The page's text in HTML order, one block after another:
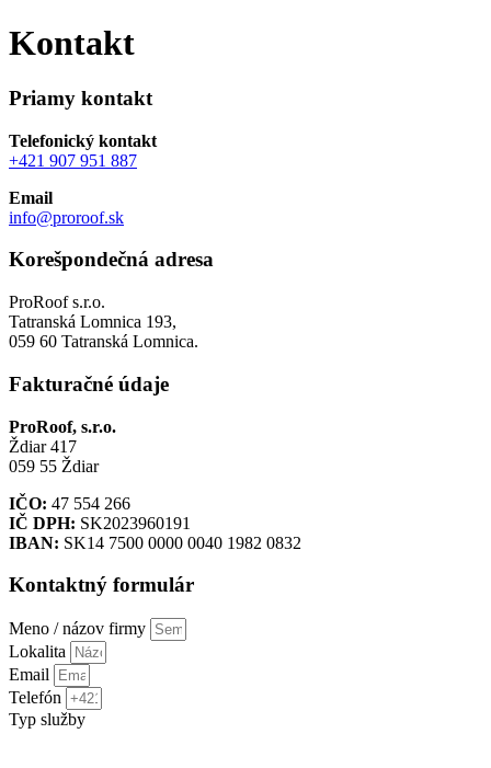
Kontakt
Priamy kontakt
Telefonický kontakt
+421 907 951 887
Email
info@proroof.sk
Korešpondečná adresa
ProRoof s.r.o.
Tatranská Lomnica 193,
059 60 Tatranská Lomnica.
Fakturačné údaje
ProRoof, s.r.o.
Ždiar 417
059 55 Ždiar
IČO: 47 554 266
IČ DPH: SK2023960191
IBAN: SK14 7500 0000 0040 1982 0832
Kontaktný formulár
Meno / názov firmy
Lokalita
Email
Telefón
Typ služby